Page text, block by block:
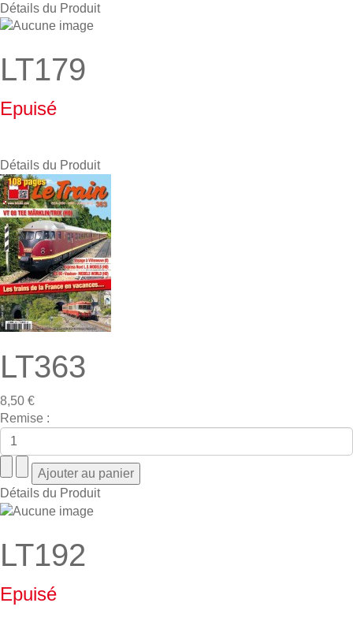
Détails du Produit
LT179
Epuisé
Détails du Produit
LT363
8,50 €
Remise :
Détails du Produit
LT192
Epuisé